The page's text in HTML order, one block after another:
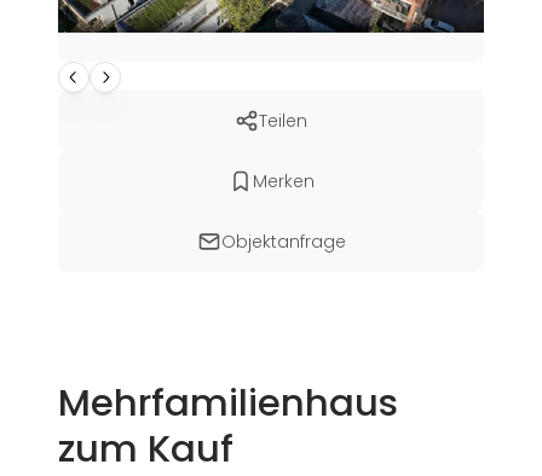
Teilen
Merken
Objektanfrage
Mehrfamilienhaus
zum Kauf